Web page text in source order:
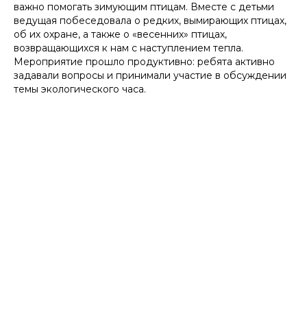
важно помогать зимующим птицам. Вместе с детьми
ведущая побеседовала о редких, вымирающих птицах,
об их охране, а также о «весенних» птицах,
возвращающихся к нам с наступлением тепла.
Мероприятие прошло продуктивно: ребята активно
задавали вопросы и принимали участие в обсуждении
темы экологического часа.